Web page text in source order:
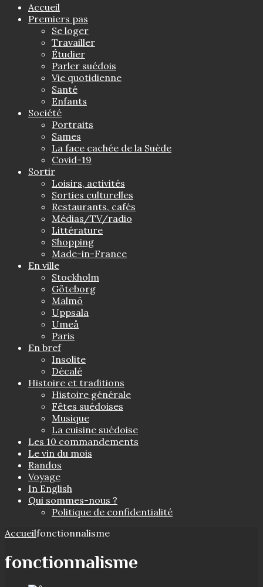
Accueil
Premiers pas
Se loger
Travailler
Étudier
Parler suédois
Vie quotidienne
Santé
Enfants
Société
Portraits
Sames
La face cachée de la Suède
Covid-19
Sortir
Loisirs, activités
Sorties culturelles
Restaurants, cafés
Médias/TV/radio
Littérature
Shopping
Made-in-France
En ville
Stockholm
Göteborg
Malmö
Uppsala
Umeå
Paris
En bref
Insolite
Décalé
Histoire et traditions
Histoire générale
Fêtes suédoises
Musique
La cuisine suédoise
Les 10 commandements
Le vin du mois
Randos
Voyage
In English
Qui sommes-nous ?
Politique de confidentialité
Accueilfonctionnalisme
fonctionnalisme